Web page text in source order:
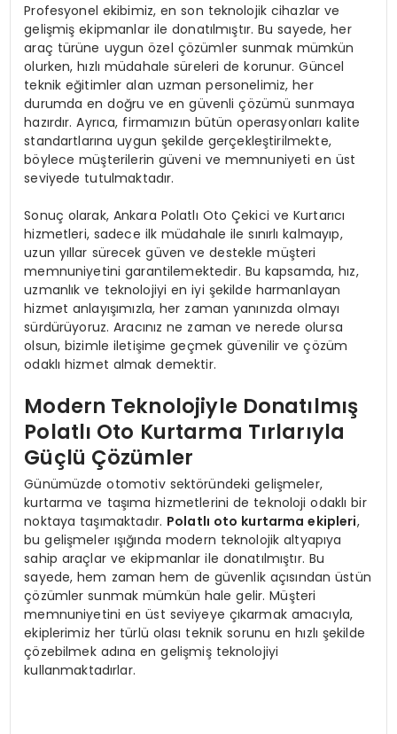
Profesyonel ekibimiz, en son teknolojik cihazlar ve
gelişmiş ekipmanlar ile donatılmıştır. Bu sayede, her
araç türüne uygun özel çözümler sunmak mümkün
olurken, hızlı müdahale süreleri de korunur. Güncel
teknik eğitimler alan uzman personelimiz, her
durumda en doğru ve en güvenli çözümü sunmaya
hazırdır. Ayrıca, firmamızın bütün operasyonları kalite
standartlarına uygun şekilde gerçekleştirilmekte,
böylece müşterilerin güveni ve memnuniyeti en üst
seviyede tutulmaktadır.
Sonuç olarak, Ankara Polatlı Oto Çekici ve Kurtarıcı
hizmetleri, sadece ilk müdahale ile sınırlı kalmayıp,
uzun yıllar sürecek güven ve destekle müşteri
memnuniyetini garantilemektedir. Bu kapsamda, hız,
uzmanlık ve teknolojiyi en iyi şekilde harmanlayan
hizmet anlayışımızla, her zaman yanınızda olmayı
sürdürüyoruz. Aracınız ne zaman ve nerede olursa
olsun, bizimle iletişime geçmek güvenilir ve çözüm
odaklı hizmet almak demektir.
Modern Teknolojiyle Donatılmış
Polatlı Oto Kurtarma Tırlarıyla
Güçlü Çözümler
Günümüzde otomotiv sektöründeki gelişmeler,
kurtarma ve taşıma hizmetlerini de teknoloji odaklı bir
noktaya taşımaktadır. Polatlı oto kurtarma ekipleri,
bu gelişmeler ışığında modern teknolojik altyapıya
sahip araçlar ve ekipmanlar ile donatılmıştır. Bu
sayede, hem zaman hem de güvenlik açısından üstün
çözümler sunmak mümkün hale gelir. Müşteri
memnuniyetini en üst seviyeye çıkarmak amacıyla,
ekiplerimiz her türlü olası teknik sorunu en hızlı şekilde
çözebilmek adına en gelişmiş teknolojiyi
kullanmaktadırlar.